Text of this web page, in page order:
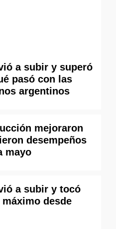
a subir y superó
pasó con las
argentinos
mejoraron
desempeños
mayo
a subir y tocó
máximo desde